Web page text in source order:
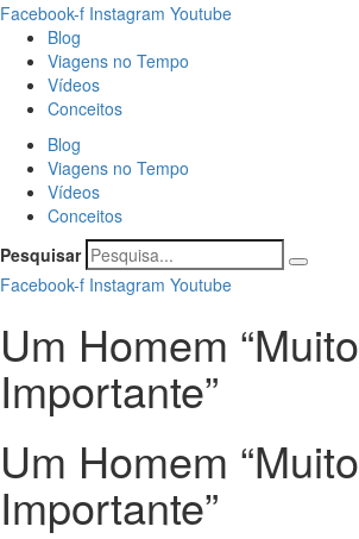
Facebook-f Instagram Youtube
Blog
Viagens no Tempo
Vídeos
Conceitos
Blog
Viagens no Tempo
Vídeos
Conceitos
Pesquisar
Facebook-f Instagram Youtube
Um Homem “Muito
Importante”
Um Homem “Muito
Importante”